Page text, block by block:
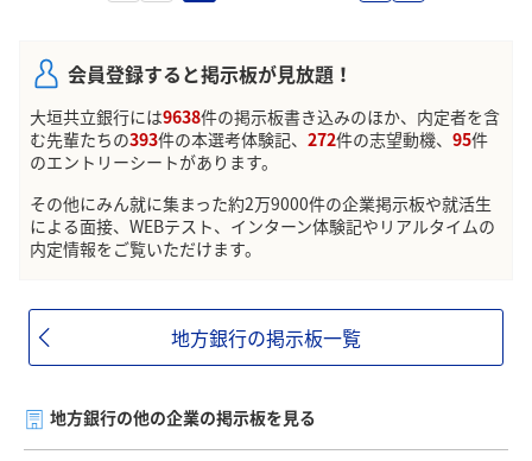
会員登録すると掲示板が見放題！
大垣共立銀行には9638件の掲示板書き込みのほか、内定者を含
む先輩たちの393件の本選考体験記、 272件の志望動機、 95件
のエントリーシートがあります。
その他にみん就に集まった約2万9000件の企業掲示板や就活生
による面接、WEBテスト、インターン体験記やリアルタイムの
内定情報をご覧いただけます。
地方銀行の掲示板一覧
地方銀行の他の企業の掲示板を見る